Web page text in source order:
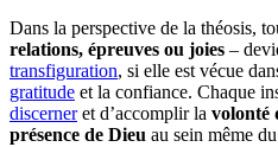
Dans la perspective de la théosis,
relations, épreuves ou joies –
transfiguration, si elle est vécue
gratitude et la confiance. Chaque
discerneret d’accomplir la volonté
présence de Dieu au sein même